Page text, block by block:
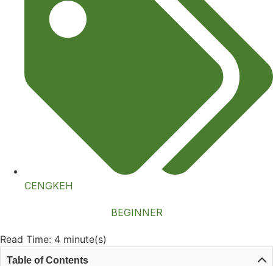
CENGKEH
BEGINNER
Read Time: 4 minute(s)
Table of Contents